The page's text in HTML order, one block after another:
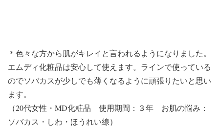
＊色々な方から肌がキレイと言われるようになりました。
エムディ化粧品は安心して使えます。ラインで使っている
のでソバカスが少しでも薄くなるように頑張りたいと思い
ます。
（20代女性・MD化粧品 使用期間：３年 お肌の悩み：
ソバカス・しわ・ほうれい線）